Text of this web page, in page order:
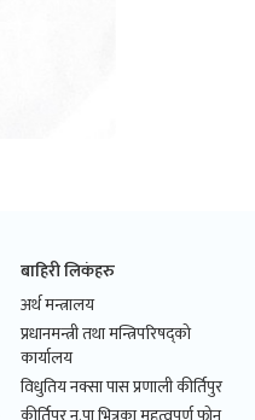
बाहिरी लिकंहरु
अर्थ मन्त्रालय
प्रधानमन्त्री तथा मन्त्रिपरिषद्को
कार्यालय
विधुतिय नक्सा पास प्रणाली कीर्तिपुर